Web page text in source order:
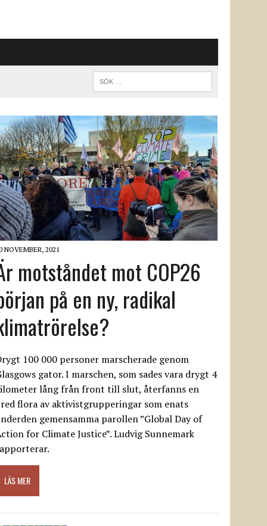
NOVEMBER, 2021
motståndet mot COP26
på en ny, radikal
100 000 personer marscherade genom
gator. I marschen, som sades vara drygt 4
lång från front till slut, återfanns en
flora av aktivistgrupperingar som enats
gemensamma parollen ”Global Day of
for Climate Justice”. Ludvig Sunnemark
LÄS MER